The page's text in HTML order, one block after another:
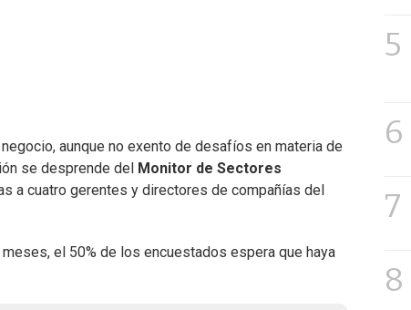
aunque no exento de desafíos en materia de
se desprende del
Monitor de Sectores
a cuatro gerentes y directores de compañías del
el 50% de los encuestados espera que haya
5
6
7
8